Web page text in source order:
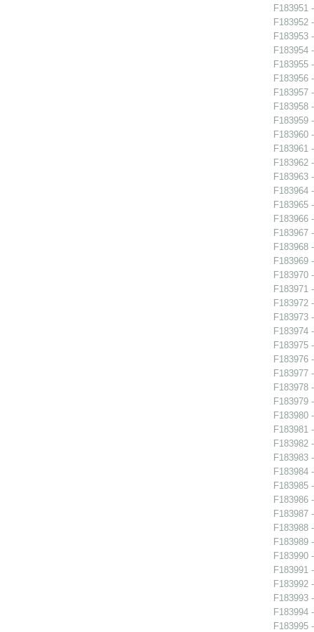
F183951
F183952
F183953
F183954
F183955
F183956
F183957
F183958
F183959
F183960
F183961
F183962
F183963
F183964
F183965
F183966
F183967
F183968
F183969
F183970
F183971
F183972
F183973
F183974
F183975
F183976
F183977
F183978
F183979
F183980
F183981
F183982
F183983
F183984
F183985
F183986
F183987
F183988
F183989
F183990
F183991
F183992
F183993
F183994
F183995